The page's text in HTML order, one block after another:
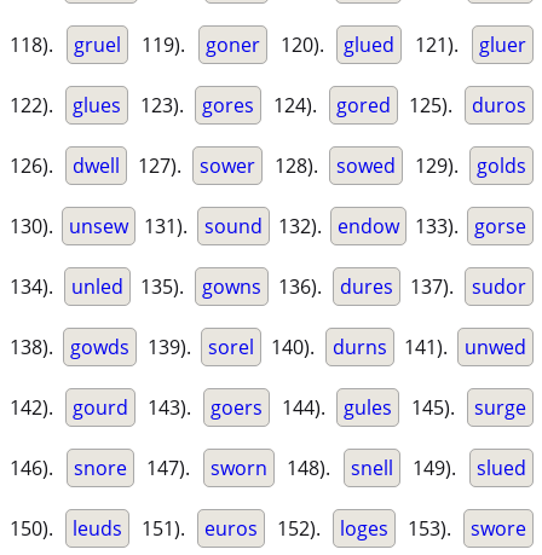
118). gruel 119). goner 120). glued 121). gluer
122). glues 123). gores 124). gored 125). duros
126). dwell 127). sower 128). sowed 129). golds
130). unsew 131). sound 132). endow 133). gorse
134). unled 135). gowns 136). dures 137). sudor
138). gowds 139). sorel 140). durns 141). unwed
142). gourd 143). goers 144). gules 145). surge
146). snore 147). sworn 148). snell 149). slued
150). leuds 151). euros 152). loges 153). swore